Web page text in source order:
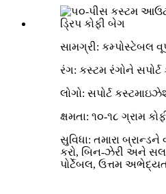
સામગ્રી: કમ્પોસ્ટેબલ
રંગ: કસ્ટમ રંગોને સપોર્ટ
લોગો: સપોર્ટ
ક્ષમતા: ૧૦-૧૮ ગ્રામ
સુવિધા: તમારા બ્રાન્ડને
કરો, બિન-ઝેરી અને
પોર્ટેબલ, ઉત્તમ